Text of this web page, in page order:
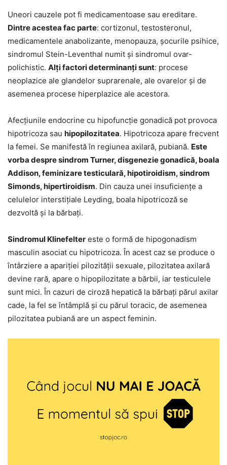
Uneori cauzele pot fi medicamentoase sau ereditare.
Dintre acestea fac parte: cortizonul, testosteronul,
medicamentele anabolizante, menopauza, șocurile psihice,
sindromul Stein-Leventhal numit și sindromul ovar-
polichistic. Alți factori determinanți sunt: procese
neoplazice ale glandelor suprarenale, ale ovarelor și de
asemenea procese hiperplazice ale acestora.
Afecțiunile endocrine cu hipofuncție gonadică pot provoca
hipotricoza sau hipopilozitatea. Hipotricoza apare frecvent
la femei. Se manifestă în regiunea axilară, pubiană. Este
vorba despre sindrom Turner, disgenezie gonadică, boala
Addison, feminizare testiculară, hipotiroidism, sindrom
Simonds, hipertiroidism. Din cauza unei insuficiențe a
celulelor interstițiale Leyding, boala hipotricoză se
dezvoltă și la bărbați.
Sindromul Klinefelter este o formă de hipogonadism
masculin asociat cu hipotricoza. În acest caz se produce o
întârziere a apariției pilozității sexuale, pilozitatea axilară
devine rară, apare o hipopilozitate a bărbii, iar testiculele
sunt mici. În cazuri de ciroză hepatică la bărbați părul axilar
cade, la fel se întâmplă și cu părul toracic, de asemenea
pilozitatea pubiană are un aspect feminin.